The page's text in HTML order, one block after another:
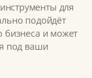
для
подойдёт
бизнеса и может
под ваши